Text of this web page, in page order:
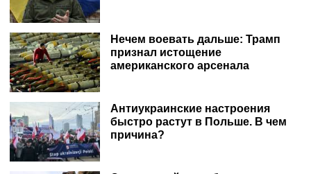
Нечем воевать дальше: Трамп
признал истощение
американского арсенала
Антиукраинские настроения
быстро растут в Польше. В чем
причина?